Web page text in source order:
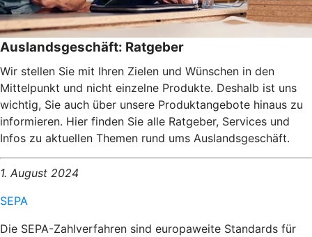
Auslandsgeschäft: Ratgeber
Wir stellen Sie mit Ihren Zielen und Wünschen in den
Mittelpunkt und nicht einzelne Produkte. Deshalb ist uns
wichtig, Sie auch über unsere Produktangebote hinaus zu
informieren. Hier finden Sie alle Ratgeber, Services und
Infos zu aktuellen Themen rund ums Auslandsgeschäft.
1. August 2024
SEPA
Die SEPA-Zahlverfahren sind europaweite Standards für